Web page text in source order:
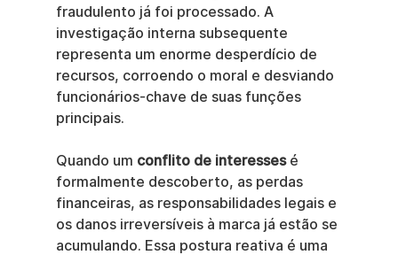
fraudulento já foi processado. A
investigação interna subsequente
representa um enorme desperdício de
recursos, corroendo o moral e desviando
funcionários-chave de suas funções
principais.
Quando um conflito de interesses é
formalmente descoberto, as perdas
financeiras, as responsabilidades legais e
os danos irreversíveis à marca já estão se
acumulando. Essa postura reativa é uma